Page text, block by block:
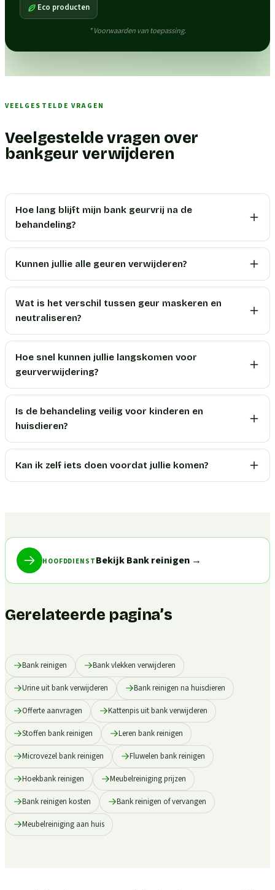
Eco producten
* Voorwaarden van toepassing.
VEELGESTELDE VRAGEN
Veelgestelde vragen over
bankgeur verwijderen
Hoe lang blijft mijn bank geurvrij na de
behandeling?
Kunnen jullie alle geuren verwijderen?
Wat is het verschil tussen geur maskeren en
neutraliseren?
Hoe snel kunnen jullie langskomen voor
geurverwijdering?
Is de behandeling veilig voor kinderen en
huisdieren?
Kan ik zelf iets doen voordat jullie komen?
HOOFDDIENST Bekijk Bank reinigen→
Gerelateerde pagina’s
Bank reinigen Bank vlekken verwijderen
Urine uit bank verwijderen Bank reinigen na huisdieren
Offerte aanvragen Kattenpis uit bank verwijderen
Stoffen bank reinigen Leren bank reinigen
Microvezel bank reinigen Fluwelen bank reinigen
Hoekbank reinigen Meubelreiniging prijzen
Bank reinigen kosten Bank reinigen of vervangen
Meubelreiniging aan huis